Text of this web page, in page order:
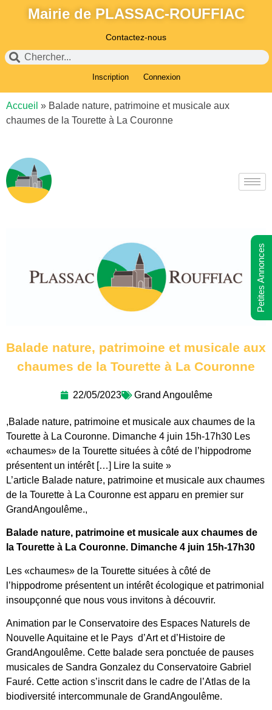
Mairie de PLASSAC-ROUFFIAC
Contactez-nous
Inscription Connexion
Accueil » Balade nature, patrimoine et musicale aux
chaumes de la Tourette à La Couronne
Balade nature, patrimoine et musicale aux
chaumes de la Tourette à La Couronne
22/05/2023 Grand Angoulême
,Balade nature, patrimoine et musicale aux chaumes de la
Tourette à La Couronne. Dimanche 4 juin 15h-17h30 Les
«chaumes» de la Tourette situées à côté de l’hippodrome
présentent un intérêt […] Lire la suite »
L’article Balade nature, patrimoine et musicale aux chaumes
de la Tourette à La Couronne est apparu en premier sur
GrandAngoulême.,
Balade nature, patrimoine et musicale aux chaumes de
la Tourette à La Couronne. Dimanche 4 juin 15h-17h30
Les «chaumes» de la Tourette situées à côté de
l’hippodrome présentent un intérêt écologique et patrimonial
insoupçonné que nous vous invitons à découvrir.
Animation par le Conservatoire des Espaces Naturels de
Nouvelle Aquitaine et le Pays d’Art et d’Histoire de
GrandAngoulême. Cette balade sera ponctuée de pauses
musicales de Sandra Gonzalez du Conservatoire Gabriel
Fauré. Cette action s’inscrit dans le cadre de l’Atlas de la
biodiversité intercommunale de GrandAngoulême.
Petites Annonces